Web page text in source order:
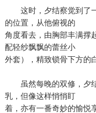
这时，夕结察觉到了
的位置，从他俯视的
角度看去，由胸部丰满撑
配轻纱飘飘的蕾丝小
外套），精致锁骨下方的
虽然每晚的双修，夕结
乳，但像这样悄悄盯
着，亦有一番奇妙的愉悦